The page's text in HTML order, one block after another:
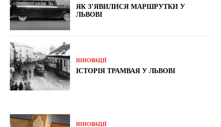
ЯК З’ЯВИЛИСЯ МАРШРУТКИ У
ЛЬВОВІ
ІННОВАЦІЇ
ІСТОРІЯ ТРАМВАЯ У ЛЬВОВІ
ІННОВАЦІЇ